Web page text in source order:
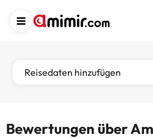
Reisedaten hinzufügen
Bewertungen über